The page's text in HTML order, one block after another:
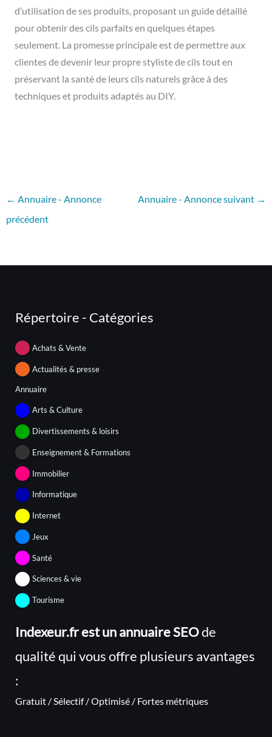
d’utilisation de ses produits, proposant un guide détaillé
pour obtenir des cils parfaits en quelques étapes
seulement. La promesse principale est de permettre aux
clientes de devenir leur propre styliste de cils tout en
préservant la santé de leurs cils naturels grâce à des
techniques et produits adaptés au DIY.
← Annuaire - Annonce
précédent
Annuaire - Annonce suivant →
Répertoire - Catégories
Achats & Vente
Actualités & presse
Annuaire
Arts & Culture
Divertissements & loisirs
Enseignement & Formations
Immobilier
Informatique
Internet
Jeux
Santé
Sciences & vie
Tourisme
Indexeur.fr est un annuaire SEOde
qualité qui vous offre plusieurs avantages
:
Gratuit / Sélectif / Optimisé / Fortes métriques